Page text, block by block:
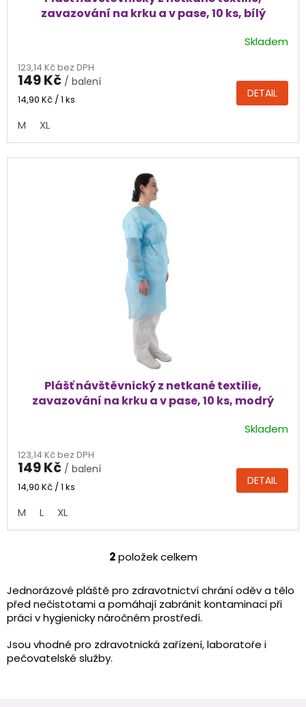
zavazování na krku a v pase, 10 ks, bílý
produktu
je
4,5
5
hvězdiček.
Skladem
123,14 Kč bez DPH
149 Kč / balení
Měrná
14,90 Kč / 1 ks DETAIL
M XL
Plášť návštěvnický z netkané textilie,
zavazování na krku a v pase, 10 ks, modrý
produktu
je
5,0
5
hvězdiček.
Skladem
123,14 Kč bez DPH
149 Kč / balení
Měrná
14,90 Kč / 1 ks DETAIL
M L XL
O
l
á
d
a
c
í
2položek celkem
Jednorázové pláště pro zdravotnictví chrání oděv a tělo
před nečistotami a pomáhají zabránit kontaminaci při
práci v hygienicky náročném prostředí.
Jsou vhodné pro zdravotnická zařízení, laboratoře i
pečovatelské služby.